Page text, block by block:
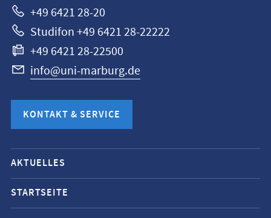
+49 6421 28-20
Studifon +49 6421 28-22222
+49 6421 28-22500
info@uni-marburg.de
KONTAKT & SERVICE
Mobile-
Service-
Navigation
und
AKTUELLES
STARTSEITE